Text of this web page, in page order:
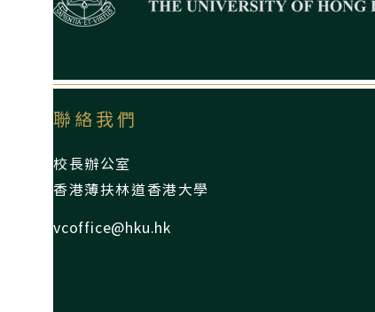
聯絡我們
校長辦公室
香港薄扶林道香港大學
vcoffice@hku.hk